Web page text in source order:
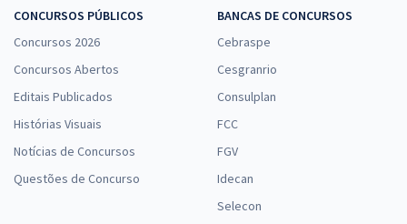
CONCURSOS PÚBLICOS
Concursos 2026
Concursos Abertos
Editais Publicados
Histórias Visuais
Notícias de Concursos
Questões de Concurso
BANCAS DE CONCURSOS
Cebraspe
Cesgranrio
Consulplan
FCC
FGV
Idecan
Selecon